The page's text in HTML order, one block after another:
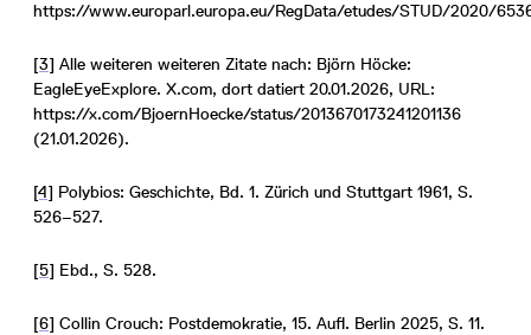
https://www.europarl.europa.eu/RegData/etudes/STUD/2020/
[3] Alle weiteren weiteren Zitate nach: Björn Höcke:
EagleEyeExplore. X.com, dort datiert 20.01.2026, URL:
https://x.com/BjoernHoecke/status/2013670173241201136
(21.01.2026).
[4] Polybios: Geschichte, Bd. 1. Zürich und Stuttgart 1961, S.
526–527.
[5] Ebd., S. 528.
[6] Collin Crouch: Postdemokratie, 15. Aufl. Berlin 2025, S. 11.